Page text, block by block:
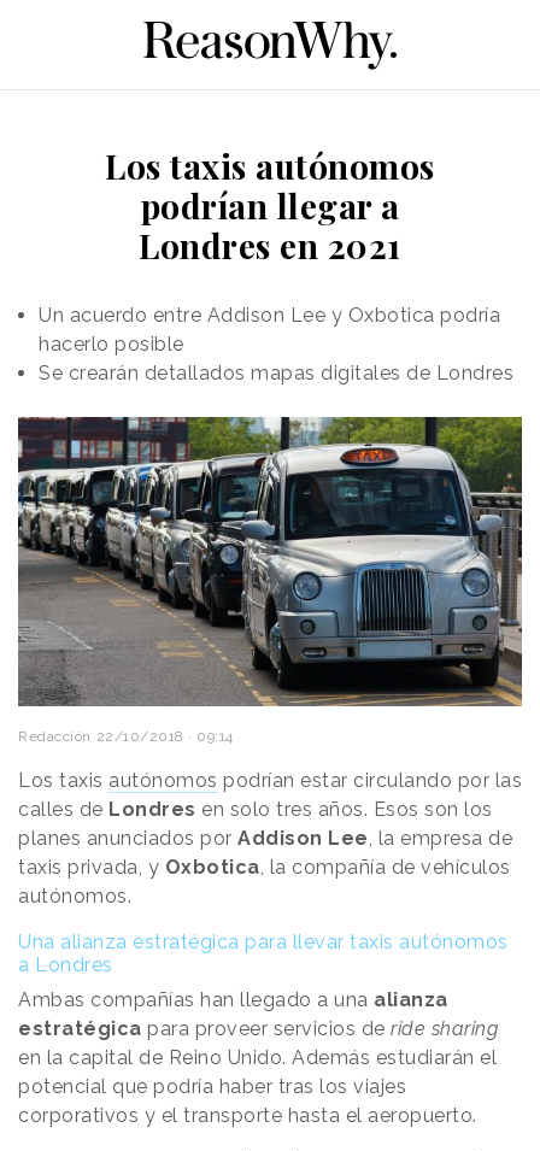
Los taxis autónomos
podrían llegar a
Londres en 2021
Un acuerdo entre Addison Lee y Oxbotica podría
hacerlo posible
Se crearán detallados mapas digitales de Londres
Redacción 22/10/2018 · 09:14
Los taxis autónomos podrían estar circulando por las
calles de Londres en solo tres años. Esos son los
planes anunciados por Addison Lee, la empresa de
taxis privada, y Oxbotica, la compañía de vehículos
autónomos.
Una alianza estratégica para llevar taxis autónomos
a Londres
Ambas compañías han llegado a una alianza
estratégica para proveer servicios de ride sharing
en la capital de Reino Unido. Además estudiarán el
potencial que podría haber tras los viajes
corporativos y el transporte hasta el aeropuerto.